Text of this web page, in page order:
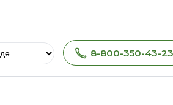
8-800-350-43-23